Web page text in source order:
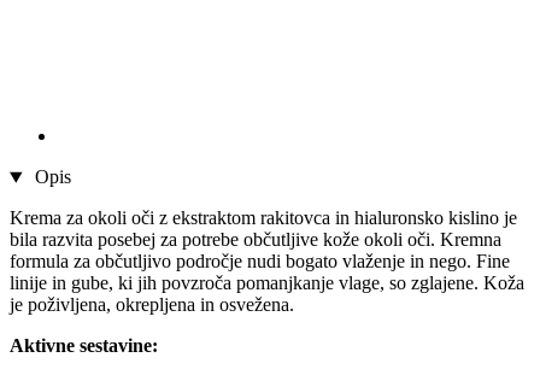
Opis
Krema za okoli oči z ekstraktom rakitovca in hialuronsko kislino je
bila razvita posebej za potrebe občutljive kože okoli oči. Kremna
formula za občutljivo področje nudi bogato vlaženje in nego. Fine
linije in gube, ki jih povzroča pomanjkanje vlage, so zglajene. Koža
je poživljena, okrepljena in osvežena.
Aktivne sestavine: